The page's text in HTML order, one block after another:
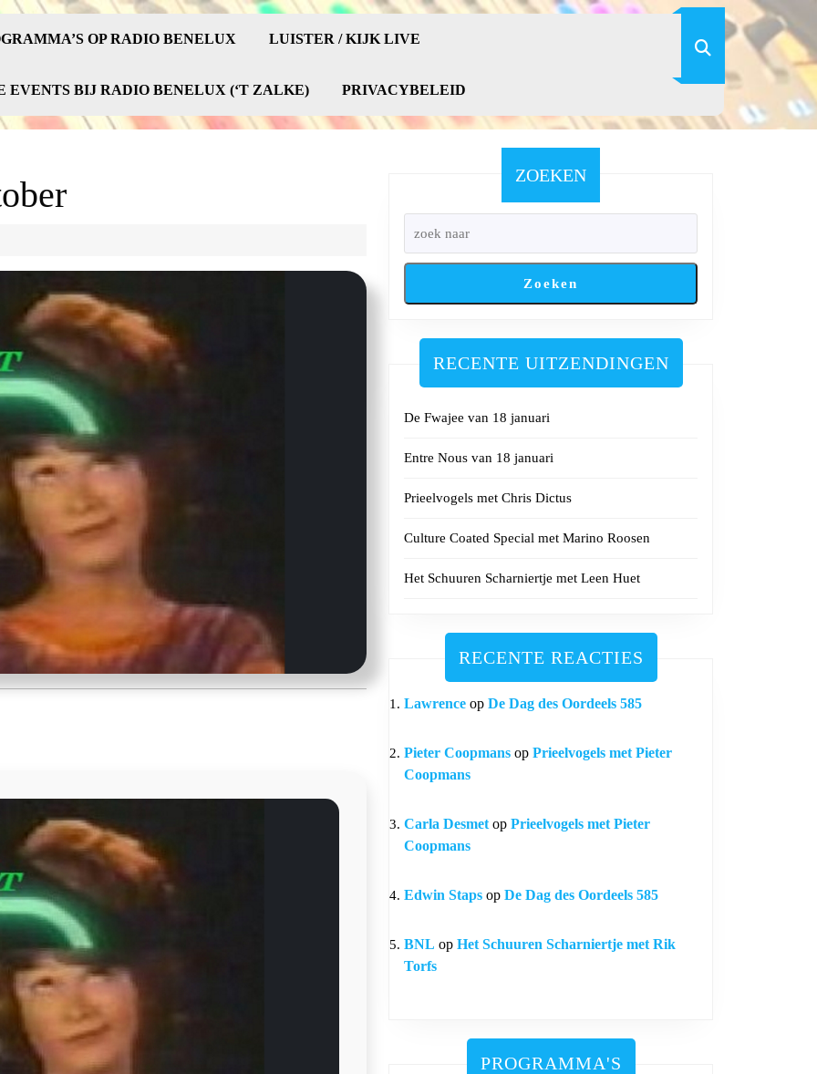
OP RADIO BENELUX LUISTER / KIJK LIVE
EVENTS BIJ RADIO BENELUX (‘T ZALKE) PRIVACYBELEID
ZOEKEN
Zoeken
RECENTE UITZENDINGEN
De Fwajee van 18 januari
Entre Nous van 18 januari
Prieelvogels met Chris Dictus
Culture Coated Special met Marino Roosen
Het Schuuren Scharniertje met Leen Huet
RECENTE REACTIES
Lawrence op De Dag des Oordeels 585
Pieter Coopmans op Prieelvogels met Pieter
Coopmans
Carla Desmet op Prieelvogels met Pieter
Coopmans
Edwin Staps op De Dag des Oordeels 585
BNL op Het Schuuren Scharniertje met Rik
Torfs
PROGRAMMA'S